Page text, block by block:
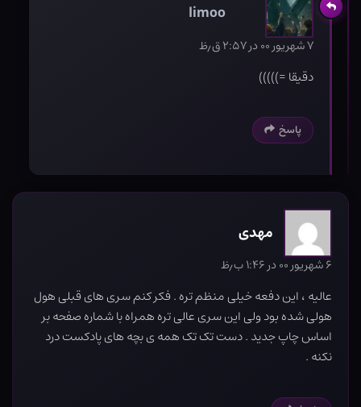
limoo
۷ شهریور ۰۰ در ۲:۵۷ ق٫ظ
دقیقا =)))))
پاسخ
مهدی
۶ شهریور ۰۰ در ۱:۴۶ ب٫ظ
عالیه ، این دفعه خیلی منظم تره . فکر کنم سری های قبلی هول
هولی شده بود ولی این سری عالی تره همراه با شماره صفحه بر
اساس چاپ جدید . دست تک تک همه ی بچه های پادکست درد
نکنه .